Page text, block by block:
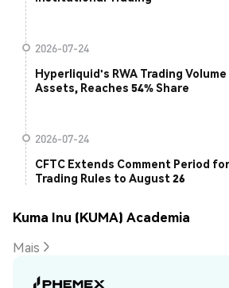
2026-07-24
Hyperliquid's RWA Trading
Assets, Reaches 54% Share
2026-07-24
CFTC Extends Comment Period
Trading Rules to August 26
Kuma Inu (KUMA) Academia
Mais